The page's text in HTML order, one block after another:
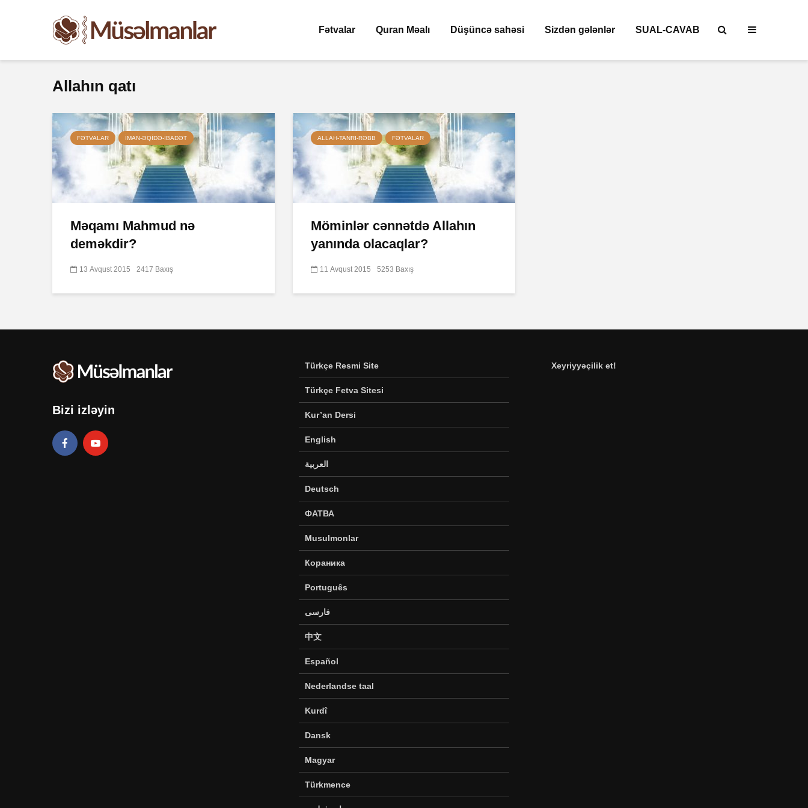
Fətvalar Quran Məalı Düşüncə sahəsi Sizdən gələnlər SUAL-CAVAB
Allahın qatı
FƏTVALAR İMAN-ƏQIDƏ-IBADƏT
Məqamı Mahmud nə
deməkdir?
13 Avqust 2015 2417 Baxış
ALLAH-TANRI-RƏBB FƏTVALAR
Möminlər cənnətdə Allahın
yanında olacaqlar?
11 Avqust 2015 5253 Baxış
Bizi izləyin
Türkçe Resmi Site
Türkçe Fetva Sitesi
Kur’an Dersi
English
العربية
Deutsch
ФАТВА
Musulmonlar
Кораника
Português
فارسی
中文
Español
Nederlandse taal
Kurdî
Dansk
Magyar
Türkmence
Xeyriyyəçilik et!